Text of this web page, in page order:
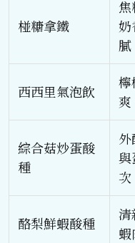
椪糖拿鐵
奶
膩
西西里氣泡飲
檸
爽
綜合菇炒蛋酸
種
與
次
酪梨鮮蝦酸種
清